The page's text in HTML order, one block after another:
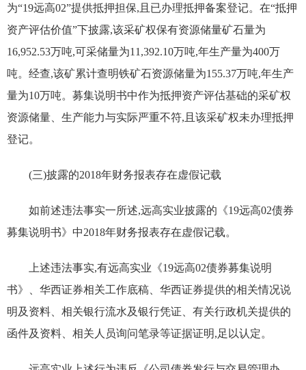
为“19远高02”提供抵押担保,且已办理抵押备案登记。在“抵押
资产评估价值”下披露,该采矿权保有资源储量矿石量为
16,952.53万吨,可采储量为11,392.10万吨,年生产量为400万
吨。经查,该矿累计查明铁矿石资源储量为155.37万吨,年生产
量为10万吨。募集说明书中作为抵押资产评估基础的采矿权
资源储量、生产能力与实际严重不符,且该采矿权未办理抵押
登记。
(三)披露的2018年财务报表存在虚假记载
如前述违法事实一所述,远高实业披露的《19远高02债券
募集说明书》中2018年财务报表存在虚假记载。
上述违法事实,有远高实业《19远高02债券募集说明
书》、华西证券相关工作底稿、华西证券提供的相关情况说
明及资料、相关银行流水及银行凭证、有关行政机关提供的
函件及资料、相关人员询问笔录等证据证明,足以认定。